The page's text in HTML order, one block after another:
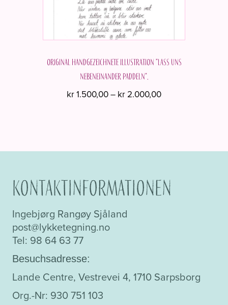
Original handgezeichnete Illustration "Lass uns
nebeneinander paddeln".
kr1.500,00– kr 2.000,00Preisspanne:
mehrere
auf.
Die
können
gewählt
werden
Kontaktinformationen
Ingebjørg Rangøy Sjåland
post@lykketegning.no
Tel: 98 64 63 77
Besuchsadresse:
Lande Centre, Vestrevei 4, 1710 Sarpsborg
Org.-Nr: 930 751 103